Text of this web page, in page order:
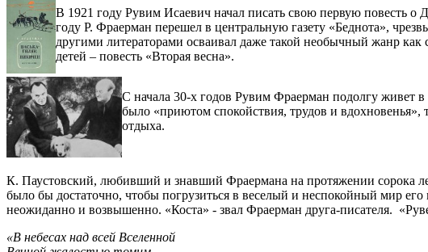
В 1921 году Рувим Исаевич начал писать свою первую повесть о
году Р. Фраерман перешел в центральную газету «Беднота»,
другими литераторами осваивал даже такой необычный жанр как
детей – повесть «Вторая весна».
С начала 30-х годов Рувим Фраерман подолгу живет
было «приютом спокойствия, трудов и вдохновенья»,
отдыха.
К. Паустовский, любивший и знавший Фраермана на протяжении сорока
было бы достаточно, чтобы погрузиться в веселый и неспокойный мир
неожиданно и возвышенно. «Коста» - звал Фраерман друга-писателя.
«В небесах над всей Вселенной